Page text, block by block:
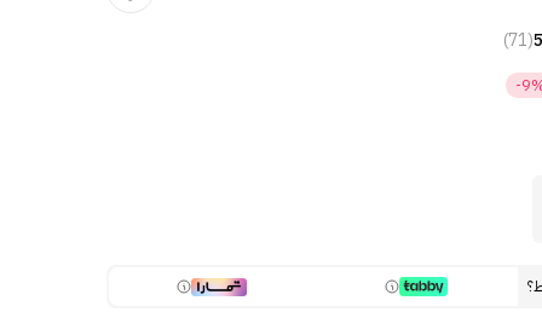
5
(71)
-